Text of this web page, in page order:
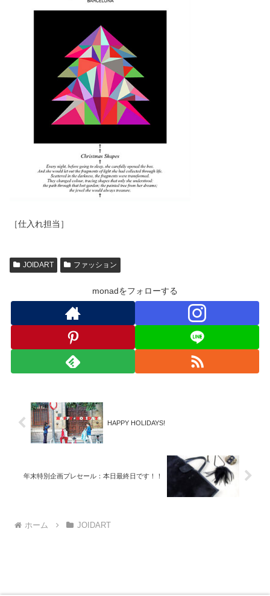
［仕入れ担当］
JOIDART ファッション
monadをフォローする
HAPPY HOLIDAYS!
年末特別企画プレセール：本日最終日です！！
ホーム JOIDART